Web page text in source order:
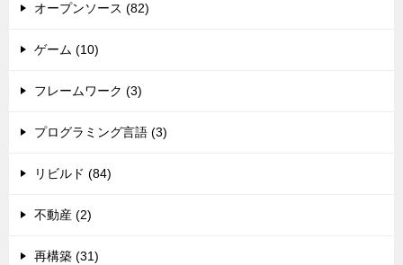
オープンソース (82)
ゲーム (10)
フレームワーク (3)
プログラミング言語 (3)
リビルド (84)
不動産 (2)
再構築 (31)